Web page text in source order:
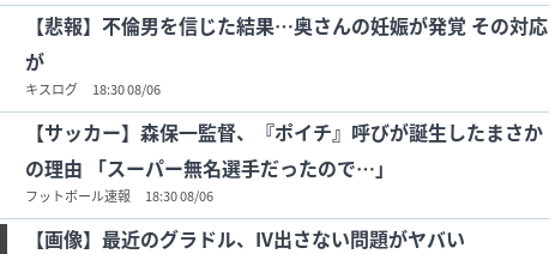
【悲報】不倫男を信じた結果…奥さんの妊娠が発覚 その対応
が
キスログ 18:30 08/06
【サッカー】森保一監督、『ポイチ』呼びが誕生したまさか
の理由 「スーパー無名選手だったので…」
フットボール速報 18:30 08/06
【画像】最近のグラドル、IV出さない問題がヤバい